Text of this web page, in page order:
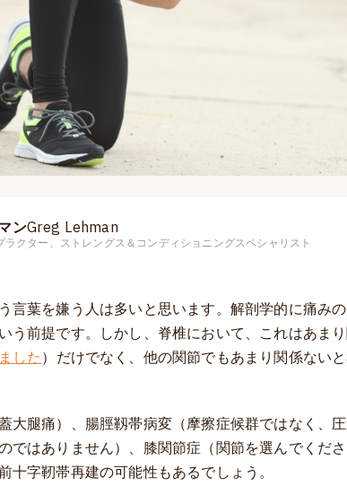
ンGreg Lehman
クター、ストレングス＆コンディショニングスペシャリスト
言葉を嫌う人は多いと思います。解剖学的に痛み
う前提です。しかし、脊椎において、これはあま
した）だけでなく、他の関節でもあまり関係ない
大腿痛）、腸脛靱帯病変（摩擦症候群ではなく、
ではありません）、膝関節症（関節を選んでくだ
十字靭帯再建の可能性もあるでしょう。